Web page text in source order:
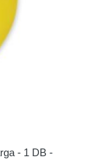
- 1 DB -